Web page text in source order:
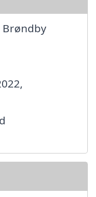
Brøndby